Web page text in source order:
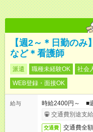
【週2～＊日勤の
など＊看護師
派遣 職種未経験OK 社会
WEB登録・面接OK
給与
時給2400円～ ■
交通費別途支
交通費 交通費全